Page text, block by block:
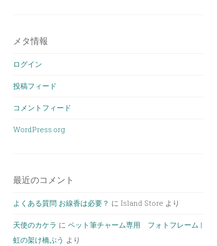
メタ情報
ログイン
投稿フィード
コメントフィード
WordPress.org
最近のコメント
よくある質問 お線香は必要？ に Island Store より
天使のカケラ に ペット筆チャーム専用 フォトフレーム |
虹の架け橋ぷう より